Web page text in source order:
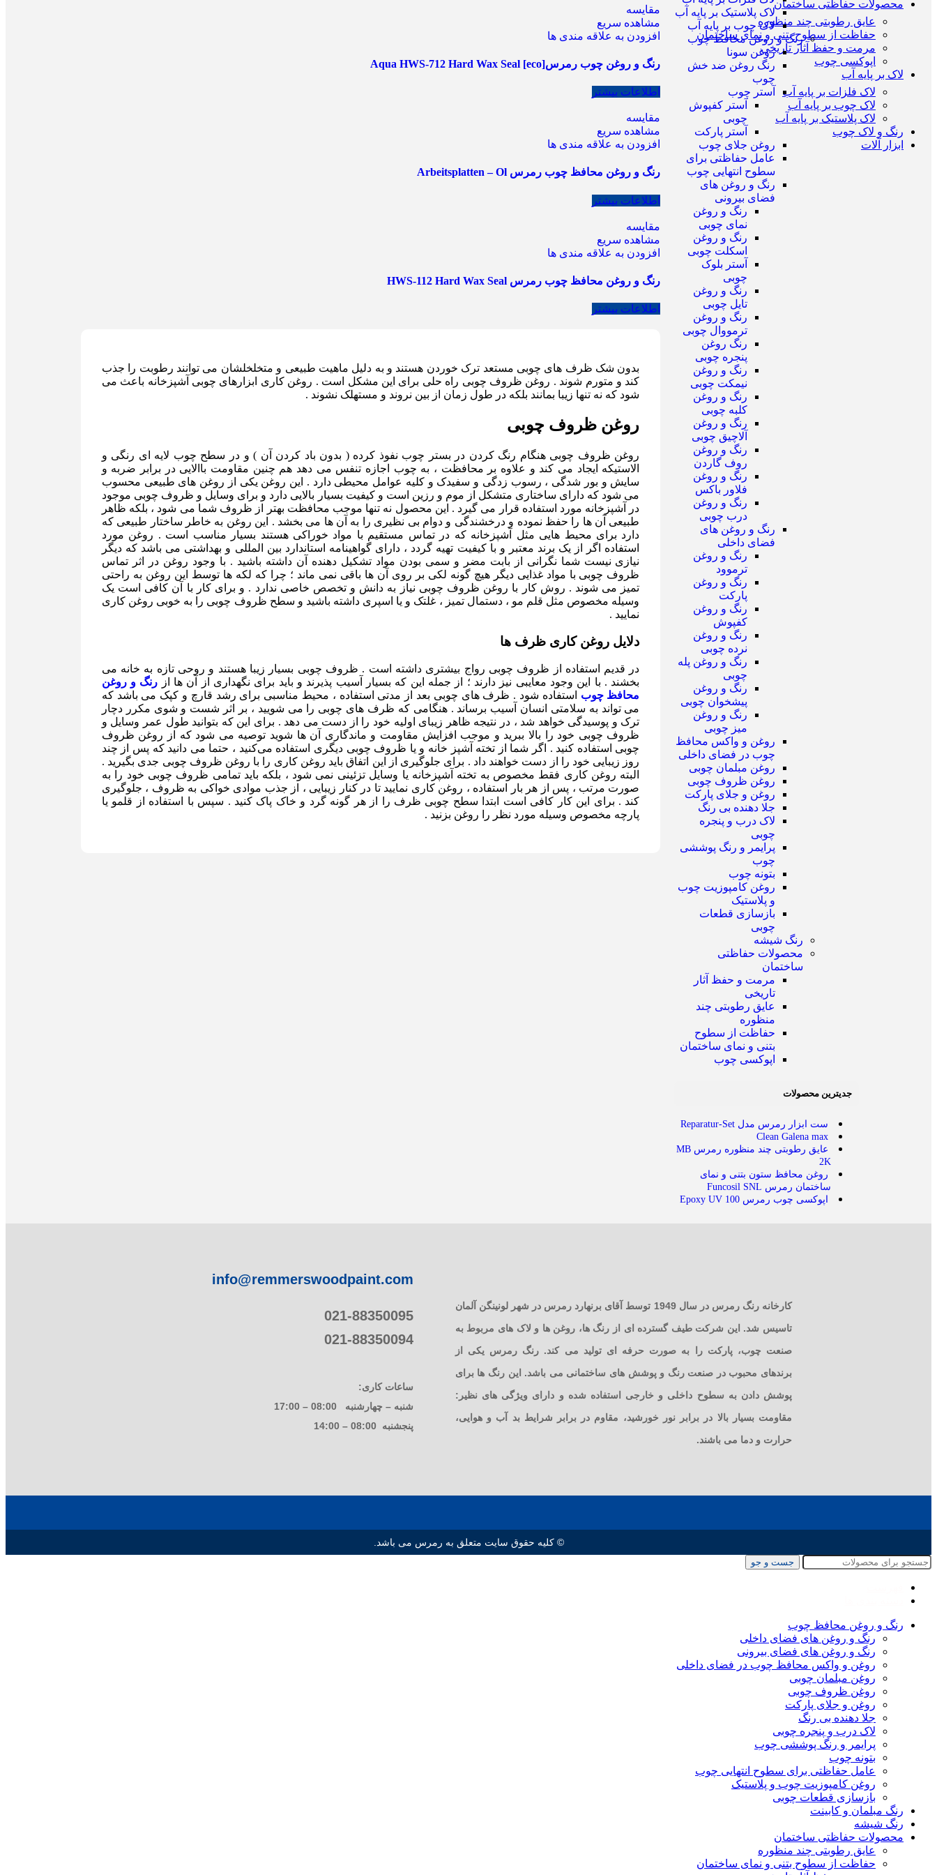
محصولات حفاظتی ساختمان
عایق رطوبتی چند منظوره
حفاظت از سطوح بتنی و نمای ساختمان
مرمت و حفظ آثار تاریخی
اپوکسی چوب
لاک بر پایه آب
لاک فلزات بر پایه آب
لاک چوب بر پایه آب
لاک پلاستیک بر پایه آب
رنگ و لاک چوب
ابزار آلات
لاک پلاستیک بر پایه آب
لاک چوب بر پایه آب
رنگ و روغن محافظ چوب
روغن سونا
رنگ روغن ضد خش
چوب
آستر چوب
آستر کفپوش
چوبی
آستر پارکت
روغن جلای چوب
عامل حفاظتی برای
سطوح انتهایی چوب
رنگ و روغن های
فضای بیرونی
رنگ و روغن
نمای چوبی
رنگ و روغن
اسکلت چوبی
آستر بلوک
چوبی
رنگ و روغن
تایل چوبی
رنگ و روغن
ترمووال چوبی
رنگ روغن
پنجره چوبی
رنگ و روغن
نیمکت چوبی
رنگ و روغن
کلبه چوبی
رنگ و روغن
آلاچیق چوبی
رنگ و روغن
روف گاردن
رنگ و روغن
فلاور باکس
رنگ و روغن
درب چوبی
رنگ و روغن های
فضای داخلی
رنگ و روغن
ترموود
رنگ و روغن
پارکت
رنگ و روغن
کفپوش
رنگ و روغن
نرده چوبی
رنگ و روغن پله
چوبی
رنگ و روغن
پیشخوان چوبی
رنگ و روغن
میز چوبی
روغن و واکس محافظ
چوب در فضای داخلی
روغن مبلمان چوبی
روغن ظروف چوبی
روغن و جلای پارکت
جلا دهنده بی رنگ
لاک درب و پنجره
چوبی
پرایمر و رنگ پوششی
چوب
بتونه چوب
روغن کامپوزیت چوب
و پلاستیک
بازسازی قطعات
چوبی
رنگ شیشه
محصولات حفاظتی
ساختمان
مرمت و حفظ آثار
تاریخی
عایق رطوبتی چند
منظوره
حفاظت از سطوح
بتنی و نمای ساختمان
اپوکسی چوب
جدیترین محصولات
ست ابزار رمرس مدل Reparatur-Set
Clean Galena max
عایق رطوبتی چند منظوره رمرس MB
2K
روغن محافظ ستون بتنی و نمای
ساختمان رمرس Funcosil SNL
اپوکسی چوب رمرس Epoxy UV 100
مقایسه
مشاهده سریع
افزودن به علاقه مندی ها
رنگ و روغن چوب رمرسAqua HWS-712 Hard Wax Seal [eco]
اطلاعات بیشتر
مقایسه
مشاهده سریع
افزودن به علاقه مندی ها
رنگ و روغن محافظ چوب رمرس Arbeitsplatten – Ol
اطلاعات بیشتر
مقایسه
مشاهده سریع
افزودن به علاقه مندی ها
رنگ و روغن محافظ چوب رمرس HWS-112 Hard Wax Seal
اطلاعات بیشتر
بدون شک ظرف های چوبی مستعد ترک خوردن هستند و به دلیل ماهیت طبیعی و متخلخلشان می توانند رطوبت را جذب
کند و متورم شوند . روغن ظروف چوبی راه حلی برای این مشکل است . روغن کاری ابزارهای چوبی آشپزخانه باعث می
شود که نه تنها زیبا بمانند بلکه در طول زمان از بین نروند و مستهلک نشوند .
روغن ظروف چوبی
روغن ظروف چوبی هنگام رنگ کردن در بستر چوب نفوذ کرده ( بدون باد کردن آن ) و در سطح چوب لایه ای رنگی و
الاستیکه ایجاد می کند و علاوه بر محافظت ، به چوب اجازه تنفس می دهد هم چنین مقاومت باالایی در برابر ضربه و
سایش و بور شدگی ، رسوب زدگی و سفیدک و کلیه عوامل محیطی دارد . این روغن یکی از روغن های طبیعی محسوب
می شود که دارای ساختاری متشکل از موم و رزین است و کیفیت بسیار بالایی دارد و برای وسایل و ظروف چوبی موجود
در آشپزخانه مورد استفاده قرار می گیرد . این محصول نه تنها موجب محافظت بهتر از ظروف شما می شود ، بلکه ظاهر
طبیعی آن ها را حفظ نموده و درخشندگی و دوام بی نظیری را به آن ها می بخشد . این روغن به خاطر ساختار طبیعی که
دارد برای محیط هایی مثل آشپزخانه که در تماس مستقیم با مواد خوراکی هستند بسیار مناسب است . روغن مورد
استفاده اگر از یک برند معتبر و با کیفیت تهیه گردد ، دارای گواهینامه استاندارد بین المللی و بهداشتی می باشد که دیگر
نیازی نیست شما نگرانی از بابت مضر و سمی بودن مواد تشکیل دهنده آن داشته باشید . با وجود روغن در اثر تماس
ظروف چوبی با مواد غذایی دیگر هیچ گونه لکی بر روی آن ها باقی نمی ماند ؛ چرا که لکه ها توسط این روغن به راحتی
تمیز می شوند . روش کار با روغن ظروف چوبی نیاز به دانش و تخصص خاصی ندارد . و برای کار با آن کافی است یک
وسیله مخصوص مثل قلم مو ، دستمال تمیز ، غلتک و یا اسپری داشته باشید و سطح ظروف چوبی را به خوبی روغن کاری
نمایید .
دلایل روغن کاری ظرف ها
در قدیم استفاده از ظروف چوبی رواج بیشتری داشته است . ظروف چوبی بسیار زیبا هستند و روحی تازه به خانه می
بخشند . با این وجود معایبی نیز دارند ؛ از جمله این که بسیار آسیب پذیرند و باید برای نگهداری از آن ها از رنگ و روغن
محافظ چوب استفاده شود . ظرف های چوبی بعد از مدتی استفاده ، محیط مناسبی برای رشد قارچ و کپک می باشد که
می تواند به سلامتی انسان آسیب برساند . هنگامی که ظرف های چوبی را می شویید ، بر اثر شست و شوی مکرر دچار
ترک و پوسیدگی خواهد شد ، در نتیجه ظاهر زیبای اولیه خود را از دست می دهد . برای این که بتوانید طول عمر وسایل و
ظروف چوبی خود را بالا ببرید و موجب افزایش مقاومت و ماندگاری آن ها شوید توصیه می شود که از روغن ظروف
چوبی استفاده کنید . اگر شما از تخته آشپز خانه و یا ظروف چوبی دیگری استفاده می‌کنید ، حتما می دانید که پس از چند
روز زیبایی خود را از دست خواهند داد . برای جلوگیری از این اتفاق باید روغن کاری را با روغن ظروف چوبی جدی بگیرید .
البته روغن کاری فقط مخصوص به تخته آشپزخانه یا وسایل تزئینی نمی شود ، بلکه باید تمامی ظروف چوبی خود را به
صورت مرتب ، پس از هر بار استفاده ، روغن کاری نمایید تا در کنار زیبایی ، از جذب موادی خواکی‌ به ظروف ، جلوگیری
کند . برای این کار کافی است ابتدا سطح چوبی ظرف را از هر گونه گرد و خاک پاک کنید . سپس با استفاده از قلمو یا
پارچه مخصوص وسیله مورد نظر را روغن بزنید .
کارخانه رنگ رمرس در سال 1949 توسط آقای برنهارد رمرس در شهر لونینگن آلمان
تاسیس شد. این شرکت طیف گسترده ای از رنگ ها، روغن ها و لاک های مربوط به
صنعت چوب، پارکت را به صورت حرفه ای تولید می کند. رنگ رمرس یکی از
برندهای محبوب در صنعت رنگ و پوشش های ساختمانی می باشد. این رنگ ها برای
پوشش دادن به سطوح داخلی و خارجی استفاده شده و دارای ویژگی های نظیر:
مقاومت بسیار بالا در برابر نور خورشید، مقاوم در برابر شرایط بد آب و هوایی،
حرارت و دما می باشند.
info@remmerswoodpaint.com
021-88350095
021-88350094
ساعات کاری:
شنبه – چهارشنبه 08:00 – 17:00
پنجشنبه 08:00 – 14:00
© کلیه حقوق سایت متعلق به رمرس می باشد.
جست و جو
رنگ و روغن محافظ چوب
رنگ و روغن های فضای داخلی
رنگ و روغن های فضای بیرونی
روغن و واکس محافظ چوب در فضای داخلی
روغن مبلمان چوبی
روغن ظروف چوبی
روغن و جلای پارکت
جلا دهنده بی رنگ
لاک درب و پنجره چوبی
پرایمر و رنگ پوششی چوب
بتونه چوب
عامل حفاظتی برای سطوح انتهایی چوب
روغن کامپوزیت چوب و پلاستیک
بازسازی قطعات چوبی
رنگ مبلمان و کابینت
رنگ شیشه
محصولات حفاظتی ساختمان
عایق رطوبتی چند منظوره
حفاظت از سطوح بتنی و نمای ساختمان